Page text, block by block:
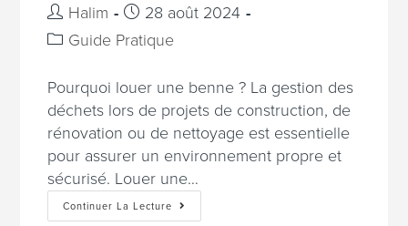
Halim
28 août 2024
Guide Pratique
Pourquoi louer une benne ? La gestion des
déchets lors de projets de construction, de
rénovation ou de nettoyage est essentielle
pour assurer un environnement propre et
sécurisé. Louer une…
Continuer La Lecture